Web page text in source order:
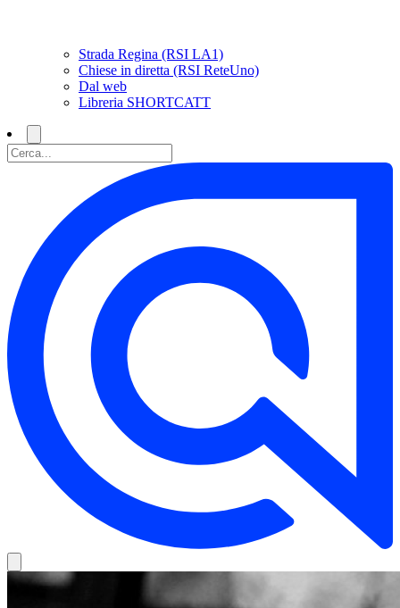
Strada Regina (RSI LA1)
Chiese in diretta (RSI ReteUno)
Dal web
Libreria SHORTCATT